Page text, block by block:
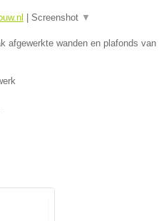
Screenshot ▼
afgewerkte wanden en plafonds van